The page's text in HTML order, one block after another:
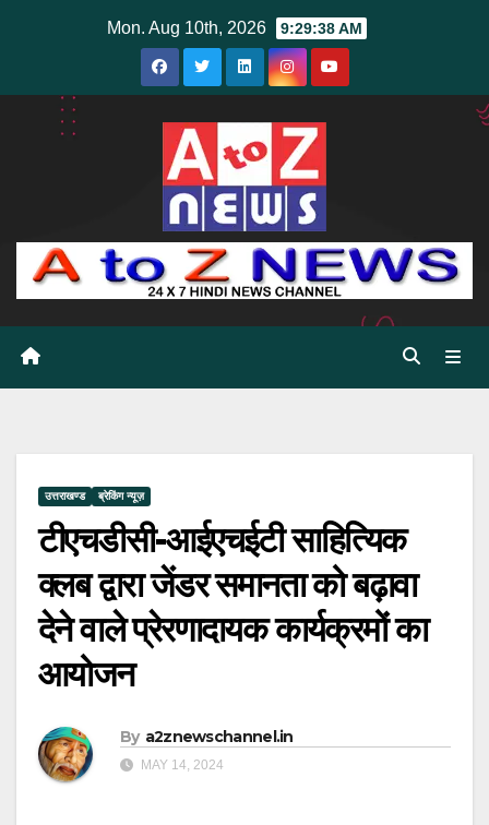
Mon. Aug 10th, 2026 9:29:39 AM
उत्तराखण्ड ब्रेकिंग न्यूज़
टीएचडीसी-आईएचईटी साहित्यिक
क्लब द्वारा जेंडर समानता को बढ़ावा
देने वाले प्रेरणादायक कार्यक्रमों का
आयोजन
By a2znewschannel.in
MAY 14, 2024